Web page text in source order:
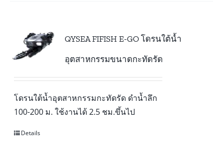
QYSEA FIFISH E-GO โดรนใต้น้ำ
อุตสาหกรรมขนาดกะทัดรัด
โดรนใต้น้ำอุตสาหกรรมกะทัดรัด ดำน้ำลึก
100-200 ม. ใช้งานได้ 2.5 ชม.ขึ้นไป
Details